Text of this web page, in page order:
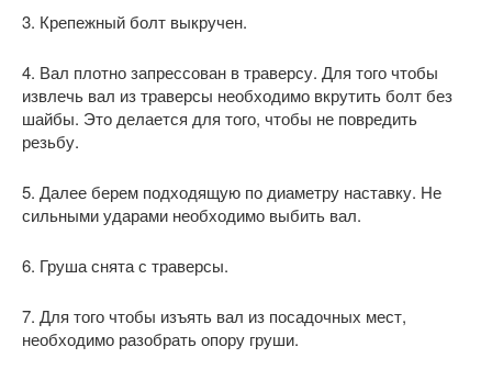
3. Крепежный болт выкручен.
4. Вал плотно запрессован в траверсу. Для того чтобы
извлечь вал из траверсы необходимо вкрутить болт без
шайбы. Это делается для того, чтобы не повредить
резьбу.
5. Далее берем подходящую по диаметру наставку. Не
сильными ударами необходимо выбить вал.
6. Груша снята с траверсы.
7. Для того чтобы изъять вал из посадочных мест,
необходимо разобрать опору груши.